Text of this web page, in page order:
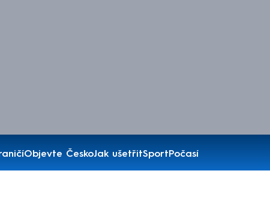
Objevte ČeskoJak ušetřitSportPočasí